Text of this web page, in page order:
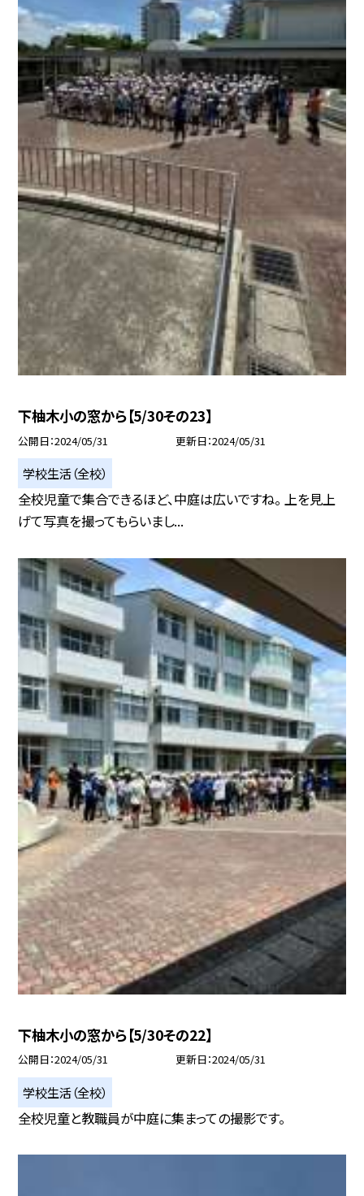
下柚木小の窓から【5/30その23】
公開日 2024/05/31 更新日 2024/05/31
学校生活（全校）
全校児童で集合できるほど、中庭は広いですね。 上を見上
げて写真を撮ってもらいまし...
下柚木小の窓から【5/30その22】
公開日 2024/05/31 更新日 2024/05/31
学校生活（全校）
全校児童と教職員が中庭に集まっての撮影です。